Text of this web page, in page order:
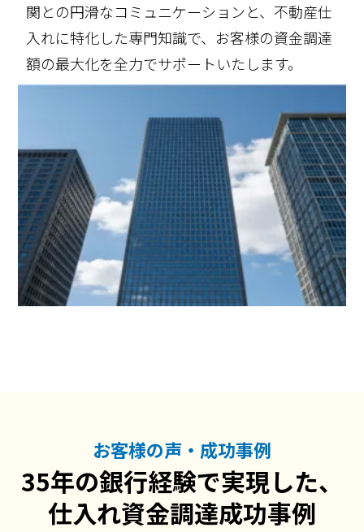
関との円滑なコミュニケーションと、不動産仕
入れに特化した専門知識で、お客様の資金調達
額の最大化を全力でサポートいたします。
お客様の声・成功事例
35年の銀行経験で実現した、
仕入れ資金調達成功事例